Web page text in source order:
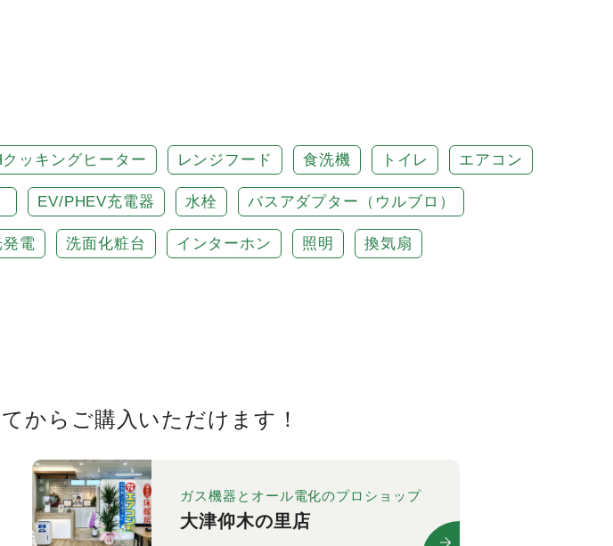
クッキングヒーター レンジフード 食洗機 トイレ エアコン
EV/PHEV充電器 水栓 バスアダプター（ウルブロ）
電 洗面化粧台 インターホン 照明 換気扇
から ご購入いただけます！
ガス機器とオール電化のプロショップ
大津仰木の里店